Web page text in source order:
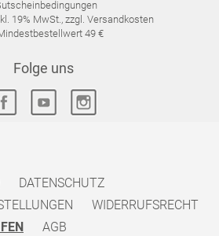
19% MwSt., zzgl. Versandkosten
49 €
Folge uns
DATENSCHUTZ
WIDERRUFSRECHT
AGB